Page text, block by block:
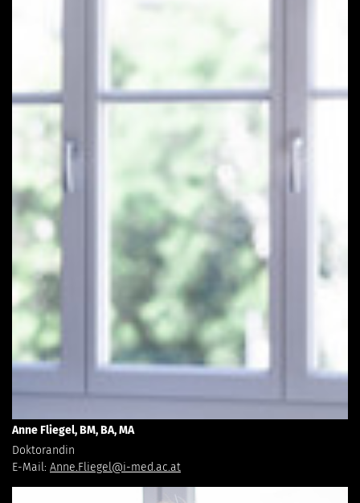
Anne Fliegel, BM, BA, MA
Doktorandin
E-Mail: Anne.Fliegel@i-med.ac.at